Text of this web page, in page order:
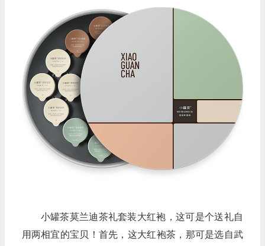
小罐茶莫兰迪茶礼套装大红袍，这可是个送礼自
用两相宜的宝贝！首先，这大红袍茶，那可是选自武